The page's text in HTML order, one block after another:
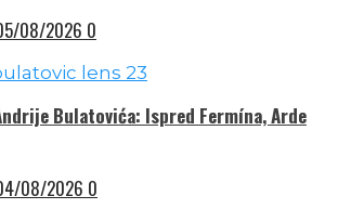
08/2026 0
Bulatovića: Ispred Fermína, Arde
08/2026 0